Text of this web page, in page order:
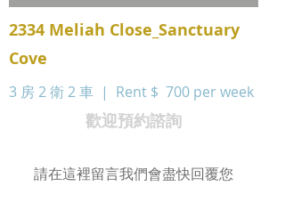
2334 Meliah Close_Sanctuary
Cove
3 房 2 衛 2 車 | Rent $ 700 per week
歡迎預約諮詢
請在這裡留言我們會盡快回覆您